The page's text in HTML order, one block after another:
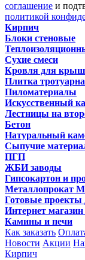
соглашение и
политикой
Кирпич
Блоки стеновые
Сухие смеси
Кровля для
Плитка
Пиломатериалы
Искусственный
Лестницы на
Бетон
Натуральный
Сыпучие
ПГП
ЖБИ заводы
Гипсокартон и
Металлопрокат
Готовые проекты
Интернет
Камины и печи
Как заказать
Новости Акции
Кирпич